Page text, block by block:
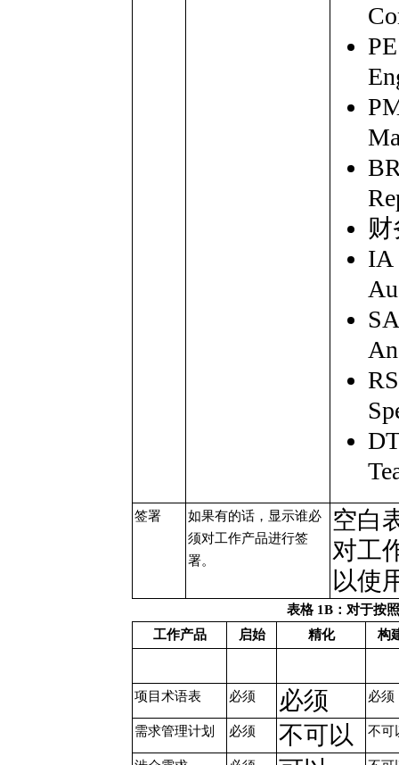
IA
签署
如果有的话，显示谁必
须对工作产品进行签
署。
空白
对工
以使
表格 1B：对于按
工作产品
启始 精化 构
项目术语表 必须 必须 必须
需求管理计划 必须 不可以 不可